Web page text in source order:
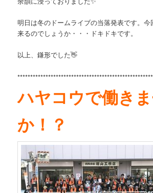
明日は冬のドームライブの当落発表です。今
来るのでしょうか・・・ドキドキです。
以上、鎌形でした👋
ハヤコウで働き
か！？